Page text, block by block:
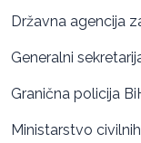
Državna agencija
Generalni
Granična policija
Ministarstvo